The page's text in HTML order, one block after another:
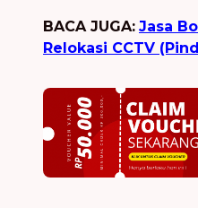
BACA JUGA: Jasa
Relokasi CCTV